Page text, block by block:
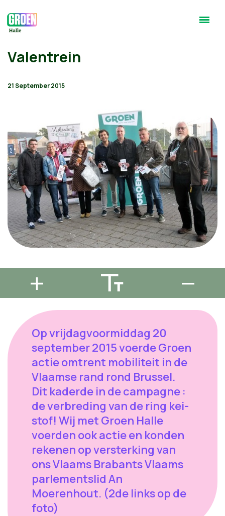
Valentrein
21 September 2015
Op vrijdagvoormiddag 20
september 2015 voerde Groen
actie omtrent mobiliteit in de
Vlaamse rand rond Brussel.
Dit kaderde in de campagne :
de verbreding van de ring kei-
stof! Wij met Groen Halle
voerden ook actie en konden
rekenen op versterking van
ons Vlaams Brabants Vlaams
parlementslid An
Moerenhout. (2de links op de
foto)